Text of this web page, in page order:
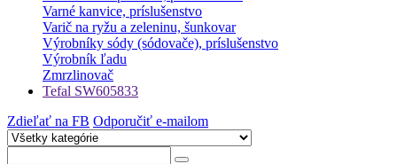
Varné kanvice, príslušenstvo
Varič na ryžu a zeleninu, šunkovar
Výrobníky sódy (sódovače), príslušenstvo
Výrobník ľadu
Zmrzlinovač
Tefal SW605833
Zdieľať na FB Odporučiť e-mailom